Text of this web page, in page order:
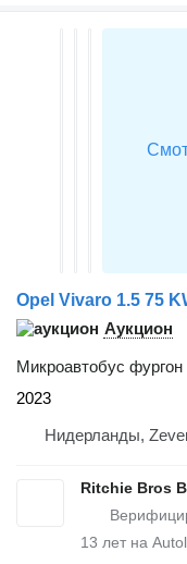
Opel Vivaro 1.5 75
Аукцион
Микроавтобус фургон
2023
Нидерланды,
Ritchie Bros
13 лет на